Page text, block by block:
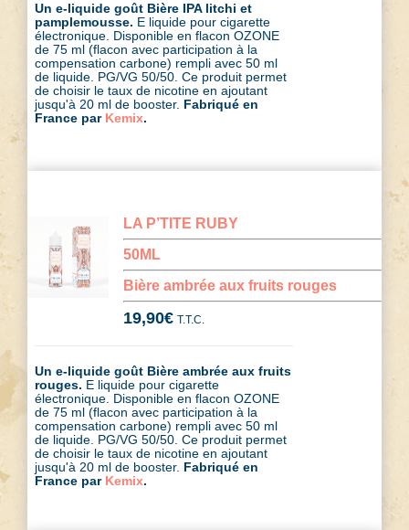
Un e-liquide goût Bière IPA litchi et
pamplemousse. E liquide pour cigarette
électronique. Disponible en flacon OZONE
de 75 ml (flacon avec participation à la
compensation carbone) rempli avec 50 ml
de liquide. PG/VG 50/50. Ce produit permet
de choisir le taux de nicotine en ajoutant
jusqu'à 20 ml de booster. Fabriqué en
France par Kemix.
LA P’TITE RUBY
50ML
Bière ambrée aux fruits rouges
19,90€ T.T.C.
Un e-liquide goût Bière ambrée aux fruits
rouges. E liquide pour cigarette
électronique. Disponible en flacon OZONE
de 75 ml (flacon avec participation à la
compensation carbone) rempli avec 50 ml
de liquide. PG/VG 50/50. Ce produit permet
de choisir le taux de nicotine en ajoutant
jusqu'à 20 ml de booster. Fabriqué en
France par Kemix.